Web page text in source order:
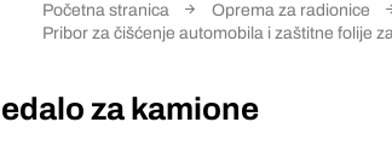
Početna stranica Oprema za radionice
Pribor za čišćenje automobila i zaštitne folije
za kamione